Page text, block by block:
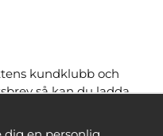
kundklubb och
så kan du ladda
få många
Du ser vilka som